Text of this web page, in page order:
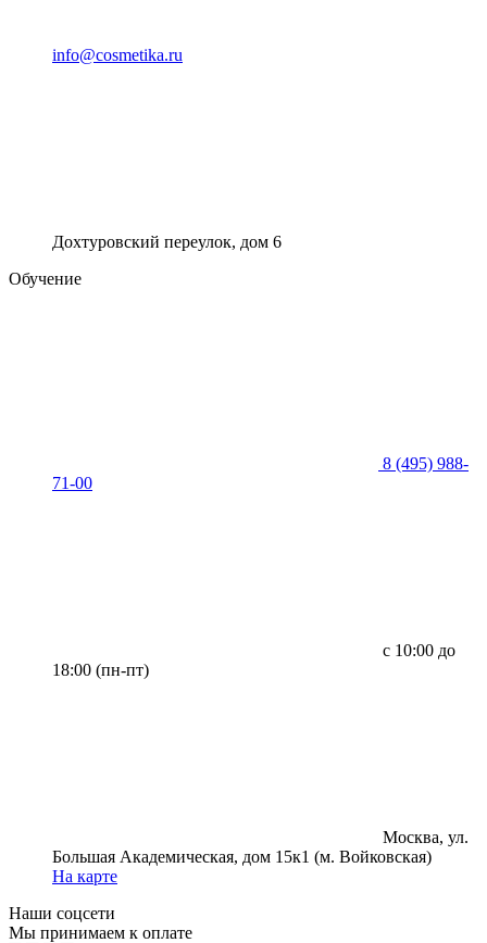
info@cosmetika.ru
Дохтуровский переулок, дом 6
Обучение
8 (495) 988-
71-00
с 10:00 до
18:00 (пн-пт)
Москва, ул.
Большая Академическая, дом 15к1 (м. Войковская)
На карте
Наши соцсети
Мы принимаем к оплате